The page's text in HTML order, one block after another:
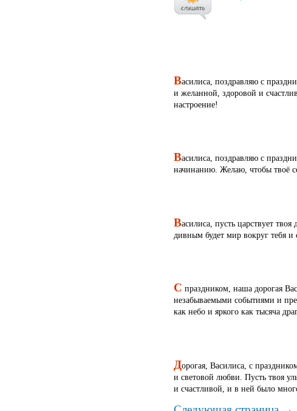
Василиса, поздравляю с
и желанной, здоровой и
настроение!
Василиса, поздравляю с
начинанию. Желаю, чтобы твоё
Василиса, пусть царствует
дивным будет мир вокруг тебя и
С праздником, наша дорогая
незабываемыми событиями и
как небо и яркого как тысяча
Дорогая, Василиса, с
и световой любви. Пусть твоя
и счастливой, и в ней было